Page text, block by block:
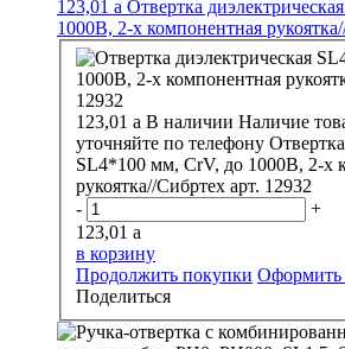
123,01 a Отвертка
1000В, 2-х компонентная
123,01 a В наличии Наличие
уточняйте по телефону
SL4*100 мм, СrV, до 1000В, 2-х
рукоятка//Cибртех арт. 12932
-
+
123,01 a
в корзину
Продолжить покупки Оформить
Поделиться